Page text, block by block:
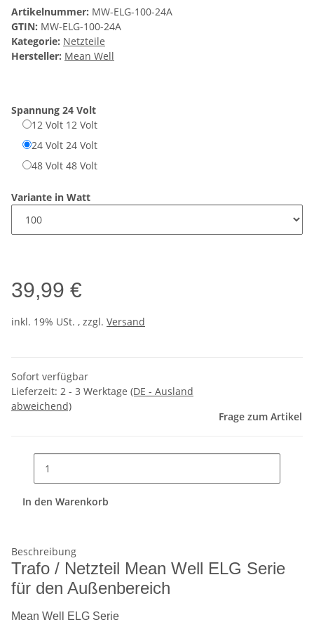
Artikelnummer: MW-ELG-100-24A
GTIN: MW-ELG-100-24A
Kategorie: Netzteile
Hersteller: Mean Well
Spannung 24 Volt
12 Volt 12 Volt
24 Volt 24 Volt
48 Volt 48 Volt
Variante in Watt
39,99 €
inkl. 19% USt. , zzgl. Versand
Sofort verfügbar
Lieferzeit: 2 - 3 Werktage (DE - Ausland
abweichend)
Frage zum Artikel
In den Warenkorb
Beschreibung
Trafo / Netzteil Mean Well ELG Serie
für den Außenbereich
Mean Well ELG Serie